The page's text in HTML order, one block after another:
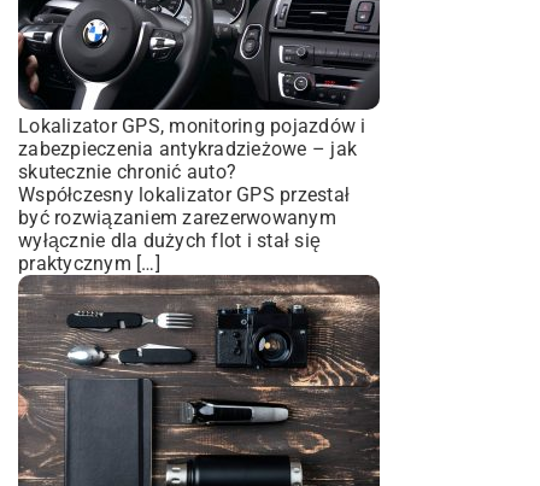
Lokalizator GPS, monitoring pojazdów i
zabezpieczenia antykradzieżowe – jak
skutecznie chronić auto?
Współczesny lokalizator GPS przestał
być rozwiązaniem zarezerwowanym
wyłącznie dla dużych flot i stał się
praktycznym […]